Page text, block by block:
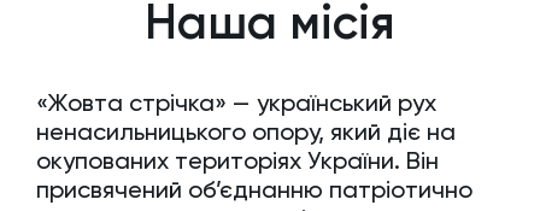
Наша місія
«Жовта стрічка» — український рух
ненасильницького опору, який діє на
окупованих територіях України. Він
присвячений об’єднанню патріотично